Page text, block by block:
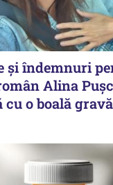
și îndemnuri
Alina
o boală gravă